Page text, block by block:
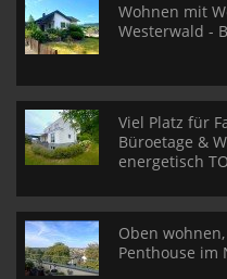
Wohnen mit
Westerwald -
Viel Platz für
Büroetage &
energetisch
Oben
Penthouse im